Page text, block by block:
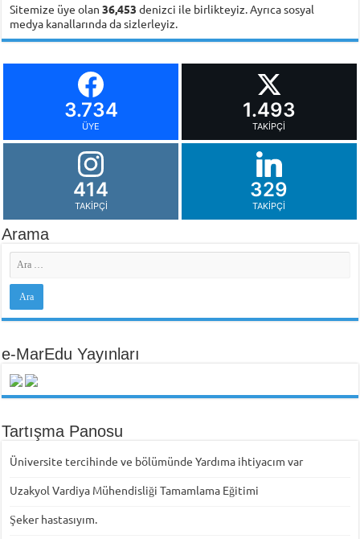
Sitemize üye olan36,453 denizci ile birlikteyiz. Ayrıca sosyal
medya kanallarında da sizlerleyiz.
3.734
ÜYE
1.493
TAKIPÇI
414
TAKIPÇI
329
TAKIPÇI
Arama
e-MarEdu Yayınları
Tartışma Panosu
Üniversite tercihinde ve bölümünde Yardıma ihtiyacım var
Uzakyol Vardiya Mühendisliği Tamamlama Eğitimi
Şeker hastasıyım.